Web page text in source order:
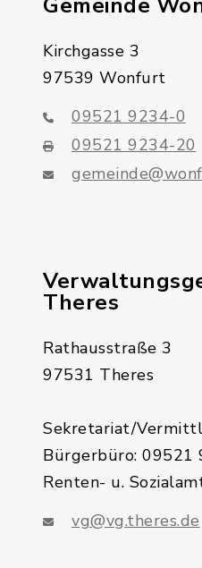
Kirchgasse 3
97539 Wonfurt
09521 9234-0
09521 9234-20
Theres
Rathausstraße 3
97531 Theres
Sekretariat/
Bürgerbüro: 09521
Renten- u.
vg@vg.theres.de